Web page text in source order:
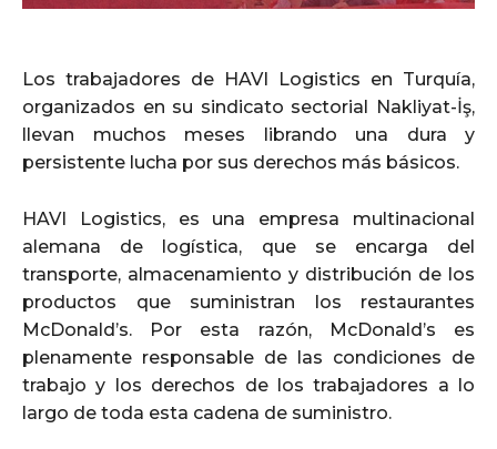
Los trabajadores de HAVI Logistics en Turquía,
organizados en su sindicato sectorial Nakliyat-İş,
llevan muchos meses librando una dura y
persistente lucha por sus derechos más básicos.
HAVI Logistics, es una empresa multinacional
alemana de logística, que se encarga del
transporte, almacenamiento y distribución de los
productos que suministran los restaurantes
McDonald’s. Por esta razón, McDonald’s es
plenamente responsable de las condiciones de
trabajo y los derechos de los trabajadores a lo
largo de toda esta cadena de suministro.